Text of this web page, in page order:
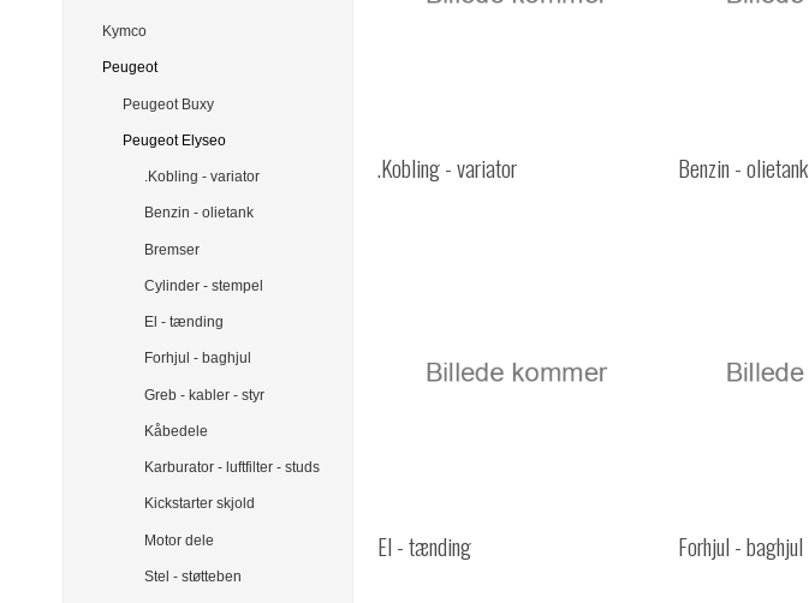
Kymco
Peugeot
Peugeot Buxy
Peugeot Elyseo
.Kobling - variator
Benzin - olietank
Bremser
Cylinder - stempel
El - tænding
Forhjul - baghjul
Greb - kabler - styr
Kåbedele
Karburator - luftfilter - studs
Kickstarter skjold
Motor dele
Stel - støtteben
.Kobling - variator Benzin - olietank
El - tænding Forhjul - baghjul